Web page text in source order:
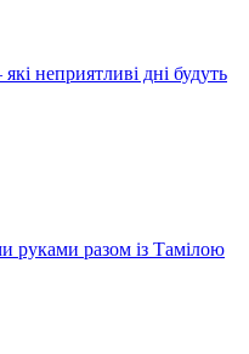
неприятливі дні будуть
руками разом із Тамілою